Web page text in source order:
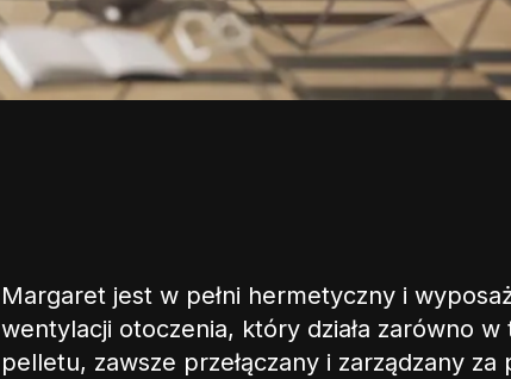
Margaret jest w pełni hermetyczny i
wentylacji otoczenia, który działa zarówno
pelletu, zawsze przełączany i zarządzany za